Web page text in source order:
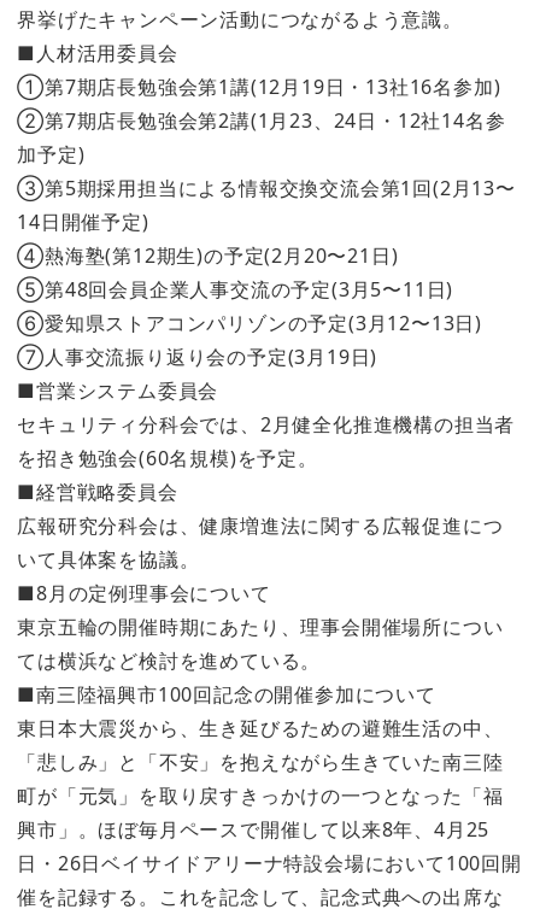
界挙げたキャンペーン活動につながるよう意識。
■人材活用委員会
①第7期店長勉強会第1講(12月19日・13社16名参加)
②第7期店長勉強会第2講(1月23、24日・12社14名参
加予定)
③第5期採用担当による情報交換交流会第1回(2月13〜
14日開催予定)
④熱海塾(第12期生)の予定(2月20〜21日)
⑤第48回会員企業人事交流の予定(3月5〜11日)
⑥愛知県ストアコンパリゾンの予定(3月12〜13日)
⑦人事交流振り返り会の予定(3月19日)
■営業システム委員会
セキュリティ分科会では、2月健全化推進機構の担当者
を招き勉強会(60名規模)を予定。
■経営戦略委員会
広報研究分科会は、健康増進法に関する広報促進につ
いて具体案を協議。
■8月の定例理事会について
東京五輪の開催時期にあたり、理事会開催場所につい
ては横浜など検討を進めている。
■南三陸福興市100回記念の開催参加について
東日本大震災から、生き延びるための避難生活の中、
「悲しみ」と「不安」を抱えながら生きていた南三陸
町が「元気」を取り戻すきっかけの一つとなった「福
興市」。ほぼ毎月ペースで開催して以来8年、4月25
日・26日ベイサイドアリーナ特設会場において100回開
催を記録する。これを記念して、記念式典への出席な